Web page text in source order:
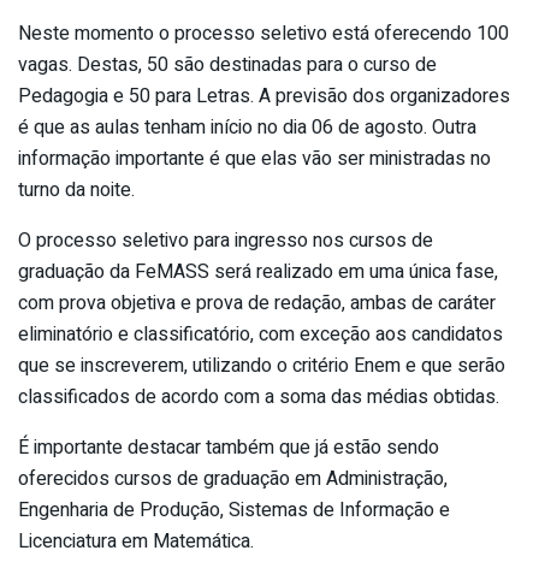
Neste momento o processo seletivo está oferecendo 100
vagas. Destas, 50 são destinadas para o curso de
Pedagogia e 50 para Letras. A previsão dos organizadores
é que as aulas tenham início no dia 06 de agosto. Outra
informação importante é que elas vão ser ministradas no
turno da noite.
O processo seletivo para ingresso nos cursos de
graduação da FeMASS será realizado em uma única fase,
com prova objetiva e prova de redação, ambas de caráter
eliminatório e classificatório, com exceção aos candidatos
que se inscreverem, utilizando o critério Enem e que serão
classificados de acordo com a soma das médias obtidas.
É importante destacar também que já estão sendo
oferecidos cursos de graduação em Administração,
Engenharia de Produção, Sistemas de Informação e
Licenciatura em Matemática.